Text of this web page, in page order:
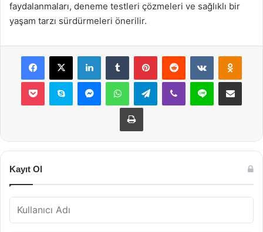
faydalanmaları, deneme testleri çözmeleri ve sağlıklı bir
yaşam tarzı sürdürmeleri önerilir.
Facebook
X LinkedInTumblr PinterestReddit VKontakte
Pocket Skype MessengerWhatsAppTelegramViber Line E-Posta ile
Yazdır
Kayıt Ol